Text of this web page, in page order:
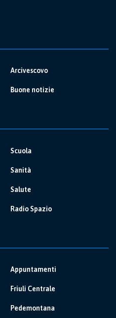
Arcivescovo
Buone notizie
Scuola
Sanità
Salute
Radio Spazio
Appuntamenti
Friuli Centrale
Pedemontana